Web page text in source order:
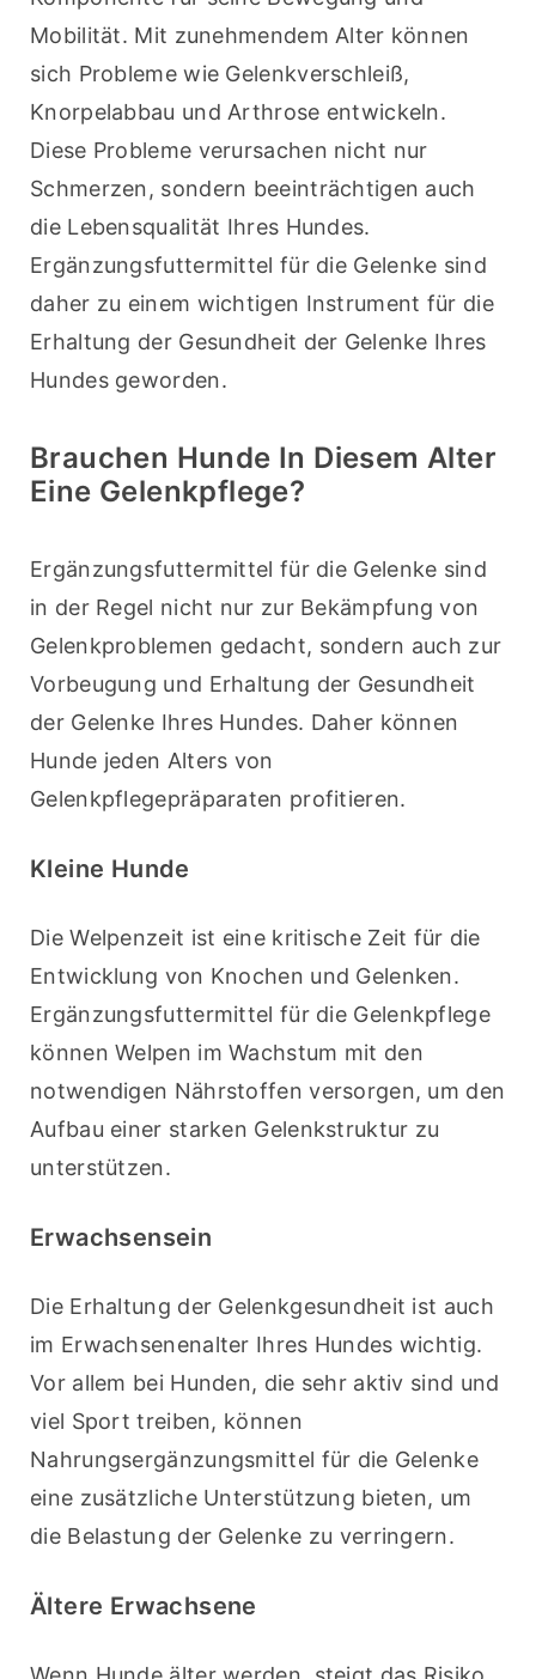
Mobilität. Mit zunehmendem Alter können
sich Probleme wie Gelenkverschleiß,
Knorpelabbau und Arthrose entwickeln.
Diese Probleme verursachen nicht nur
Schmerzen, sondern beeinträchtigen auch
die Lebensqualität Ihres Hundes.
Ergänzungsfuttermittel für die Gelenke sind
daher zu einem wichtigen Instrument für die
Erhaltung der Gesundheit der Gelenke Ihres
Hundes geworden.
Brauchen Hunde In Diesem Alter
Eine Gelenkpflege?
Ergänzungsfuttermittel für die Gelenke sind
in der Regel nicht nur zur Bekämpfung von
Gelenkproblemen gedacht, sondern auch zur
Vorbeugung und Erhaltung der Gesundheit
der Gelenke Ihres Hundes. Daher können
Hunde jeden Alters von
Gelenkpflegepräparaten profitieren.
Kleine Hunde
Die Welpenzeit ist eine kritische Zeit für die
Entwicklung von Knochen und Gelenken.
Ergänzungsfuttermittel für die Gelenkpflege
können Welpen im Wachstum mit den
notwendigen Nährstoffen versorgen, um den
Aufbau einer starken Gelenkstruktur zu
unterstützen.
Erwachsensein
Die Erhaltung der Gelenkgesundheit ist auch
im Erwachsenenalter Ihres Hundes wichtig.
Vor allem bei Hunden, die sehr aktiv sind und
viel Sport treiben, können
Nahrungsergänzungsmittel für die Gelenke
eine zusätzliche Unterstützung bieten, um
die Belastung der Gelenke zu verringern.
Ältere Erwachsene